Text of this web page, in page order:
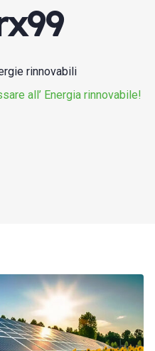
rinnovabili
all’ Energia rinnovabile!